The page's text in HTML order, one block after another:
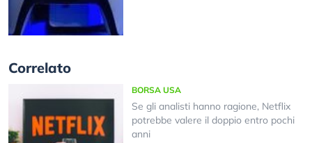
Correlato
BORSA USA
Se gli analisti hanno ragione, Netflix
potrebbe valere il doppio entro pochi
anni